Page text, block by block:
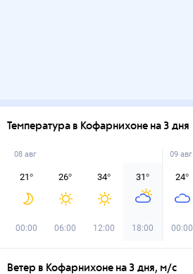
Температура в Кофарнихоне на 3 дня
08 авг
21°
00:00
26°
06:00
34°
12:00
31°
18:00
09 авг
24°
00:00
Ветер в Кофарнихоне на 3 дня, м/с